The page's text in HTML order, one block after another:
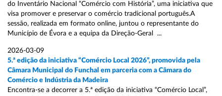
do Inventário Nacional “Comércio com História”, uma iniciativa que
visa promover e preservar o comércio tradicional português.A
sessão, realizada em formato online, juntou o representante do
Município de Évora e a equipa da Direção-Geral ...
2026-03-09
5.ª edição da iniciativa “Comércio Local 2026”, promovida pela
Câmara Municipal do Funchal em parceria com a Câmara do
Comércio e Indústria da Madeira
Encontra-se a decorrer a 5.ª edição da iniciativa “Comércio Local”,